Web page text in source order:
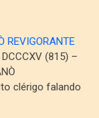
REVIGORANTE
(815) –
clérigo falando